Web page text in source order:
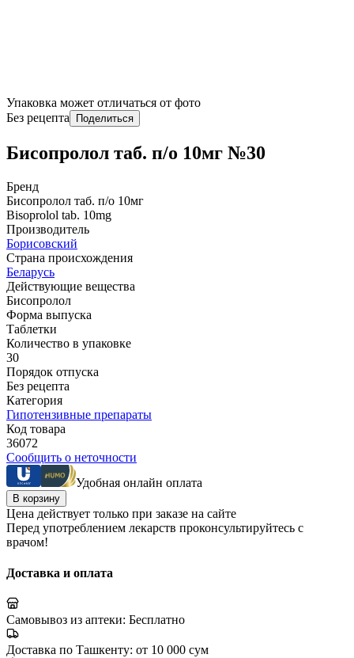
Упаковка может отличаться от фото
Без рецепта
Поделиться
Бисопролол таб. п/о 10мг №30
Бренд
Бисопролол таб. п/о 10мг
Bisoprolol tab. 10mg
Производитель
Борисовский
Страна происхождения
Беларусь
Действующие вещества
Бисопролол
Форма выпуска
Таблетки
Количество в упаковке
30
Порядок отпуска
Без рецепта
Категория
Гипотензивные препараты
Код товара
36072
Сообщить о неточности
Удобная онлайн оплата
В корзину
Цена действует только при заказе на сайте
Перед употреблением лекарств проконсультируйтесь с
врачом!
Доставка и оплата
Самовывоз из аптеки: Бесплатно
Доставка по Ташкенту: от 10 000 сум